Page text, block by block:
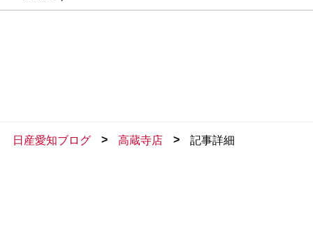
日産愛知ブログ > 高蔵寺店 > 記事詳細